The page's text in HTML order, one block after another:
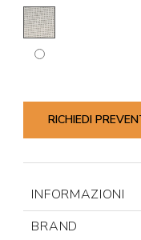
RICHIEDI
INFORMAZIONI
BRAND